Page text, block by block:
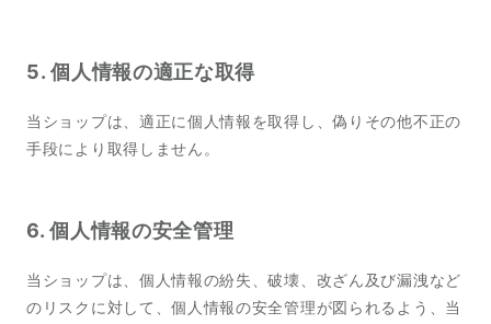
5. 個人情報の適正な取得
当ショップは、適正に個人情報を取得し、偽りその他不正の
手段により取得しません。
6. 個人情報の安全管理
当ショップは、個人情報の紛失、破壊、改ざん及び漏洩など
のリスクに対して、個人情報の安全管理が図られるよう、当